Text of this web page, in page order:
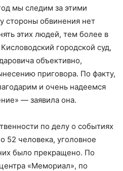
мы следим за этими
стороны обвинения нет
этих людей, тем более в
городской суд,
объективно,
приговора. По факту,
и очень надеемся
— заявила она.
по делу о событиях
52 человека, уголовное
было прекращено. По
«Мемориал», по